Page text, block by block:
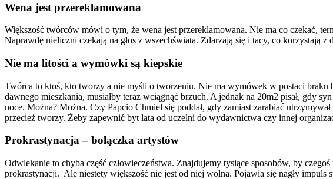
Wena jest przereklamowana
Większość twórców mówi o tym, że wena jest przereklamowana. Nie ma co czekać,
Naprawdę nieliczni czekają na głos z wszechświata. Zdarzają się i tacy, co korzystają
Nie ma litości a wymówki są kiepskie
Twórca to ktoś, kto tworzy a nie myśli o tworzeniu. Nie ma wymówek w postaci
dawnego mieszkania, musiałby teraz wciągnąć brzuch. A jednak na 20m2 pisał, gdy
noce. Można? Można. Czy Papcio Chmiel się poddał, gdy zamiast zarabiać
przecież tworzy. Żeby zapewnić byt lata od uczelni do wydawnictwa czy innej
Prokrastynacja – bolączka artystów
Odwlekanie to chyba część człowieczeństwa. Znajdujemy tysiące sposobów, by
prokrastynacji. Ale niestety większość nie jest od niej wolna. Pojawia się nagły